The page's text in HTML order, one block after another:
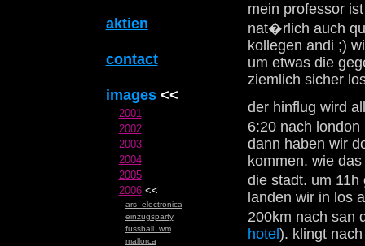
aktien
contact
images<<
2001
2002
2003
2004
2005
2006<<
ars_electronica
einzugsparty
fussball_wm
mallorca
mein professor
nat�rlich auch
kollegen andi ;)
um etwas die
ziemlich sicher
der hinflug wird
6:20 nach
dann haben wir
kommen. wie
die stadt. um
landen wir in los
200km nach san
hotel). klingt